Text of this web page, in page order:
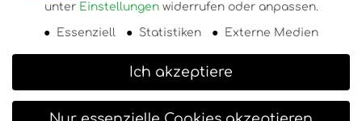
unter Einstellungenwiderrufen oder anpassen.
Essenziell Statistiken Externe Medien
Ich akzeptiere